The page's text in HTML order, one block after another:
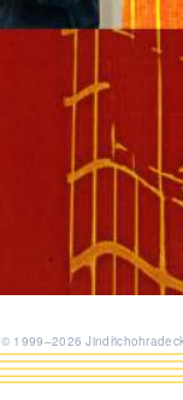
© 1999–2026